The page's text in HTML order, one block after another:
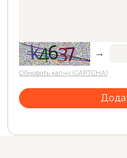
→
Обновить капчу (CAPTCHA)